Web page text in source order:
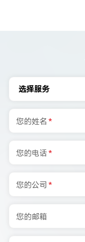
选择服务
您的姓名 *
您的电话*
您的公司 *
您的邮箱